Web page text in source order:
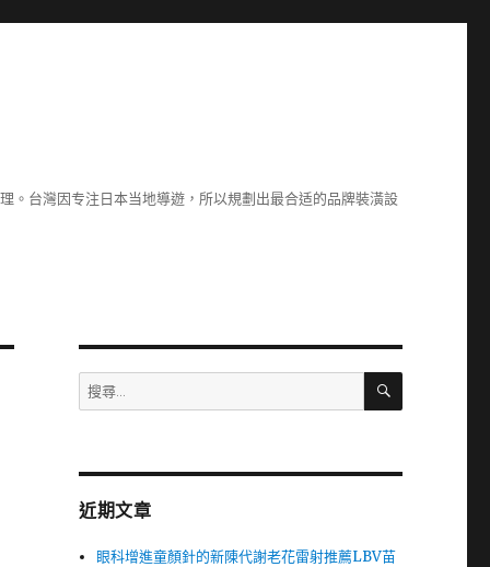
。台灣因专注日本当地導遊，所以規劃出最合适的品牌裝潢設
搜
尋
字:
搜
近期文章
眼科增進童顏針的新陳代謝老花雷射推薦LBV苗